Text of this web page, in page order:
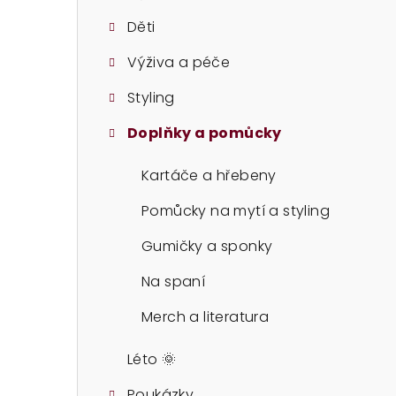
Děti
Výživa a péče
Styling
Doplňky a pomůcky
Kartáče a hřebeny
Pomůcky na mytí a styling
Gumičky a sponky
Na spaní
Merch a literatura
Léto 🌞